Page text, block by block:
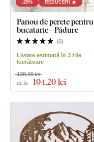
-25% REDUCERI 🔥
Panou de perete pentru
bucatarie - Pădure
(6)
Livrare estimată în 3 zile
lucrătoare
de la 104,20 lei
138,90 lei